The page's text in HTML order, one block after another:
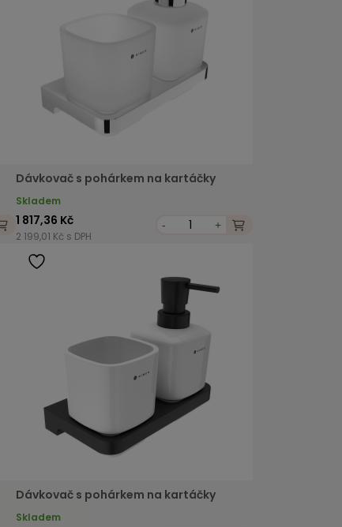
Dávkovač s pohárkem na kartáčky
Skladem
1 817,36 Kč
2 199,01 Kč s DPH
- +
Dávkovač s pohárkem na kartáčky
Skladem